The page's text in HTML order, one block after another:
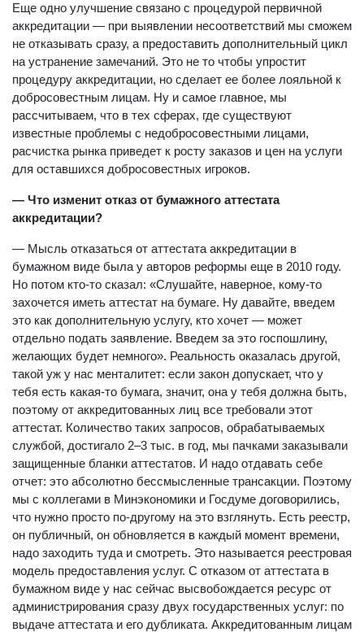
Еще одно улучшение связано с процедурой первичной
аккредитации — при выявлении несоответствий мы сможем
не отказывать сразу, а предоставить дополнительный цикл
на устранение замечаний. Это не то чтобы упростит
процедуру аккредитации, но сделает ее более лояльной к
добросовестным лицам. Ну и самое главное, мы
рассчитываем, что в тех сферах, где существуют
известные проблемы с недобросовестными лицами,
расчистка рынка приведет к росту заказов и цен на услуги
для оставшихся добросовестных игроков.
— Что изменит отказ от бумажного аттестата
аккредитации?
— Мысль отказаться от аттестата аккредитации в
бумажном виде была у авторов реформы еще в 2010 году.
Но потом кто-то сказал: «Слушайте, наверное, кому-то
захочется иметь аттестат на бумаге. Ну давайте, введем
это как дополнительную услугу, кто хочет — может
отдельно подать заявление. Введем за это госпошлину,
желающих будет немного». Реальность оказалась другой,
такой уж у нас менталитет: если закон допускает, что у
тебя есть какая-то бумага, значит, она у тебя должна быть,
поэтому от аккредитованных лиц все требовали этот
аттестат. Количество таких запросов, обрабатываемых
службой, достигало 2–3 тыс. в год, мы пачками заказывали
защищенные бланки аттестатов. И надо отдавать себе
отчет: это абсолютно бессмысленные трансакции. Поэтому
мы с коллегами в Минэкономики и Госдуме договорились,
что нужно просто по-другому на это взглянуть. Есть реестр,
он публичный, он обновляется в каждый момент времени,
надо заходить туда и смотреть. Это называется реестровая
модель предоставления услуг. С отказом от аттестата в
бумажном виде у нас сейчас высвобождается ресурс от
администрирования сразу двух государственных услуг: по
выдаче аттестата и его дубликата. Аккредитованным лицам